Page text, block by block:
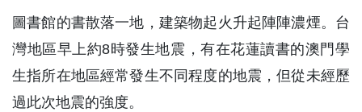
圖書館的書散落一地，建築物起火升起陣陣濃煙。台
灣地區早上約8時發生地震，有在花蓮讀書的澳門學
生指所在地區經常發生不同程度的地震，但從未經歷
過此次地震的強度。